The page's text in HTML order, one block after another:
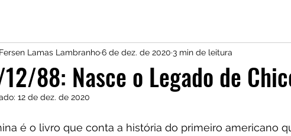
88: Nasce o Legado de
Fersen Lamas Lambranho6 de dez. de 2020 3 min de leitura
12 de dez. de 2020
é o livro que conta a história do primeiro americano